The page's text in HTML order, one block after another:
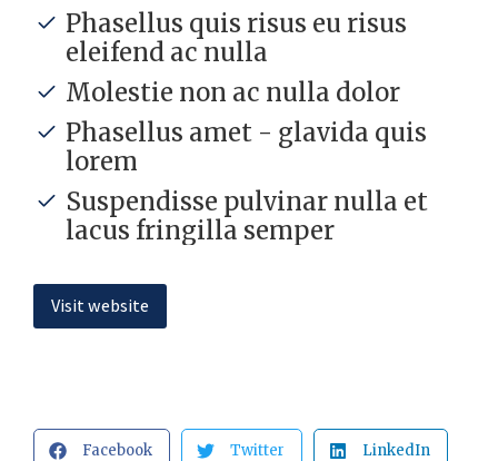
Phasellus quis risus eu risus
eleifend ac nulla
Molestie non ac nulla dolor
Phasellus amet - glavida quis
lorem
Suspendisse pulvinar nulla et
lacus fringilla semper
Visit website
Facebook Twitter LinkedIn